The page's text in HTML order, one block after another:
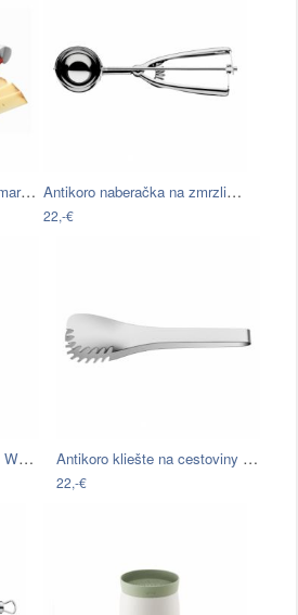
Multifunkčný krájač Westmark Fromarex Antikoro naberačka na zmrzlinu…
22,-€
Antikoro drvič na zemiaky WMF Profi Plus Antikoro kliešte na cestoviny WMF Nuova
22,-€